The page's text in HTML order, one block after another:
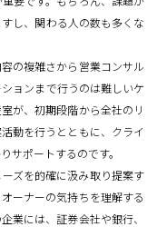
し、関わる人の数も多くな
の複雑さから営業コンサル
ョンまで行うのは難しいケ
が、初期段階から全社のリ
動を行うとともに、クライ
サポートするのです。
ズを的確に汲み取り提案す
ーナーの気持ちを理解する
業には、証券会社や銀行、